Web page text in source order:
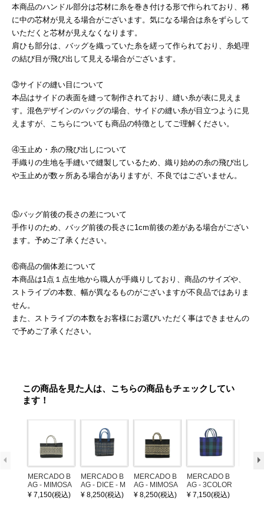
本商品のハンドル部分は芯材に糸を巻き付ける形で作られており、稀
に中の芯材が見える場合がございます。気になる場合は糸をずらして
いただくと芯材が見えなくなります。
肩ひも部分は、バッグを織っていた糸を縒って作られており、糸処理
の結び目が飛び出して見える場合がございます。
③サイドの縫い目について
本品はサイドの表面を縫って制作されており、縫い糸が表に見えま
す。混色デザインのバッグの場合、サイドの縫い糸が目立つように見
えますが、こちらについても商品の特徴としてご理解ください。
④玉止め・糸の飛び出しについて
手織りの生地を手縫いで縫製しているため、織り始めの糸の飛び出し
や玉止めが数ヶ所ある場合がありますが、不良ではございません。
⑤バッグ前後の長さの差について
手作りのため、バッグ前後の長さに1cm前後の差がある場合がござい
ます。予めご了承ください。
⑥商品の個体差について
本商品は1点１点生地から職人が手織りしており、商品のサイズや、
ストライプの本数、幅が異なるものがございますが不良品ではありま
せん。
また、ストライプの本数をお客様にお選びいただく事はできませんの
で予めご了承ください。
この商品を見た人は、こちらの商品もチェックしてい
ます！
MERCADO B
AG - MIMOSA
- Black / Crea
m (SHORT X
¥ 7,150(税込)
MERCADO B
AG - DICE - M
OSAIC - Black
/ Cream / Meta
¥ 8,250(税込)
MERCADO B
AG - MIMOSA
- Black / Crea
m (SHORT S)
¥ 8,250(税込)
MERCADO B
AG - 3COLOR
S CHECK - Bl
ack / Dark Gre
¥ 7,150(税込)